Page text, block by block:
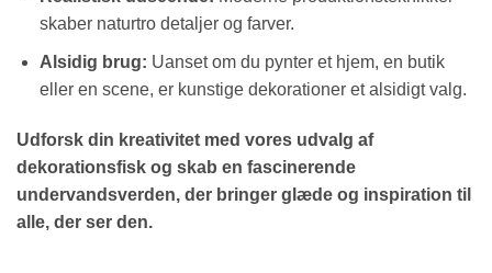
skaber naturtro detaljer og farver.
Alsidig brug: Uanset om du pynter et hjem, en butik
eller en scene, er kunstige dekorationer et alsidigt valg.
Udforsk din kreativitet med vores udvalg af
dekorationsfisk og skab en fascinerende
undervandsverden, der bringer glæde og inspiration til
alle, der ser den.